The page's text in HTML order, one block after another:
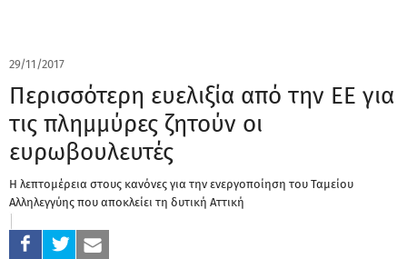
29/11/2017
Περισσότερη ευελιξία από την ΕΕ για
τις πλημμύρες ζητούν οι
ευρωβουλευτές
Η λεπτομέρεια στους κανόνες για την ενεργοποίηση του Ταμείου
Αλληλεγγύης που αποκλείει τη δυτική Αττική